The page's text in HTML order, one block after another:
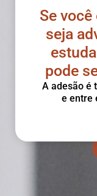
um serviço
e
compromisso
dias,
Se
seja
pode
A adesão é
e entre